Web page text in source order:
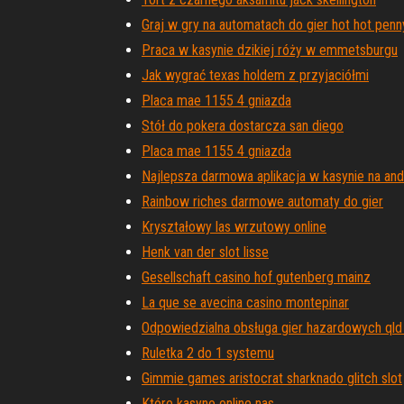
Graj w gry na automatach do gier hot hot
Praca w kasynie dzikiej róży w emmetsburgu
Jak wygrać texas holdem z przyjaciółmi
Placa mae 1155 4 gniazda
Stół do pokera dostarcza san diego
Placa mae 1155 4 gniazda
Najlepsza darmowa aplikacja w kasynie na
Rainbow riches darmowe automaty do gier
Kryształowy las wrzutowy online
Henk van der slot lisse
Gesellschaft casino hof gutenberg mainz
La que se avecina casino montepinar
Odpowiedzialna obsługa gier hazardowych
Ruletka 2 do 1 systemu
Gimmie games aristocrat sharknado glitch slot